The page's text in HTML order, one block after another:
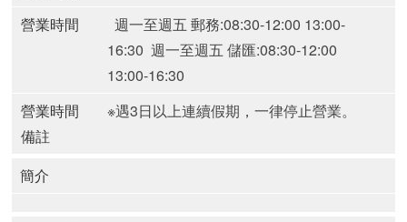
營業時間
週一至週五 郵務:08:30-12:00 13:00-
16:30 週一至週五 儲匯:08:30-12:00
13:00-16:30
營業時間
備註
※遇3日以上連續假期，一律停止營業。
簡介